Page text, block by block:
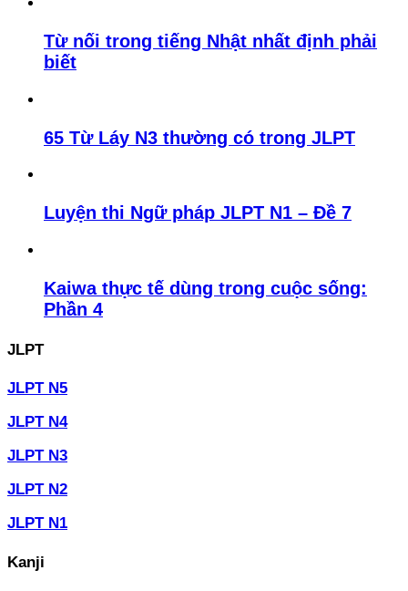
Từ nối trong tiếng Nhật nhất định phải
biết
65 Từ Láy N3 thường có trong JLPT
Luyện thi Ngữ pháp JLPT N1 – Đề 7
Kaiwa thực tế dùng trong cuộc sống:
Phần 4
JLPT
JLPT N5
JLPT N4
JLPT N3
JLPT N2
JLPT N1
Kanji